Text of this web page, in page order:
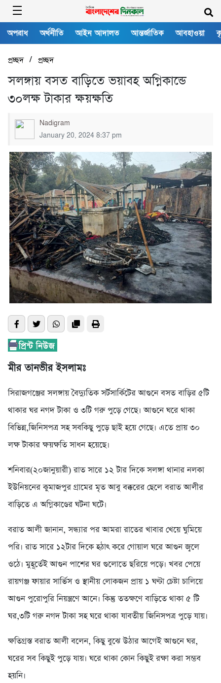
অপরাধ অর্থনীতি আইন আদালত আন্তর্জাতিক আবহাওয়া
প্রচ্ছদ/ প্রচ্ছদ
সলঙ্গায় বসত বাড়িতে ভয়াবহ অগ্নিকান্ডে
৩০লক্ষ টাকার ক্ষয়ক্ষতি
Nadigram
January 20, 2024 8:37 pm
মীর তানভীর ইসলামঃ
সিরাজগঞ্জের সলঙ্গায় বৈদ্যুতিক সর্টসার্কিটের আগুনে বসত বাড়ির ৫টি
থাকার ঘর নগদ টাকা ও ৩টি গরু পুড়ে গেছে। আগুনে ঘরে থাকা
বিভিন্ন,জিনিসপত্র সহ সবকিছু পুড়ে ছাই হয়ে গেছে। এতে প্রায় ৩০
লক্ষ টাকার ক্ষয়ক্ষতি সাধন হয়েছে।
শনিবার(২০জানুয়ারী) রাত সারে ১২ টার দিকে সলঙ্গা থানার নলকা
ইউনিয়নের কুমাজপুর গ্রামের মৃত আবু বক্করের ছেলে বরাত আলীর
বাড়িতে এ অগ্নিকাণ্ডের ঘটনা ঘটে।
বরাত আলী জানান, সন্ধ্যার পর আমরা রাতের খাবার খেয়ে ঘুমিয়ে
পরি। রাত সারে ১২টার দিকে হঠাৎ করে গোয়াল ঘরে আগুন জ্বলে
ওঠে। মুহূর্তেই আগুন পাশের ঘর গুলোতে ছরিয়ে পড়ে। খবর পেয়ে
রায়গঞ্জ ফায়ার সার্ভিস ও স্থানীয় লোকজন প্রায় ১ ঘণ্টা চেষ্টা চালিয়ে
আগুন পুরোপুরি নিয়ন্ত্রণে আনে। কিন্তু ততক্ষণে বাড়িতে থাকা ৫ টি
ঘর,৩টি গরু নগদ টাকা সহ ঘরে থাকা যাবতীয় জিনিসপত্র পুড়ে যায়।
ক্ষতিগ্রস্ত বরাত আলী বলেন, কিছু বুঝে উঠার আগেই আগুনে ঘর,
ঘরের সব কিছুই পুড়ে যায়। ঘরে থাকা কোন কিছুই রক্ষা করা সম্ভব
হয়নি।